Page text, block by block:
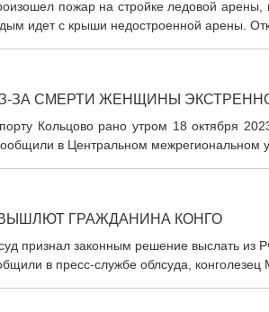
пожар на стройке ледовой
идет с крыши недостроенной арены.
ЗА СМЕРТИ ЖЕНЩИНЫ
Кольцово рано утром 18 октября
в Центральном межрегиональном
ГРАЖДАНИНА КОНГО
признал законным решение выслать
в пресс-службе облсуда,